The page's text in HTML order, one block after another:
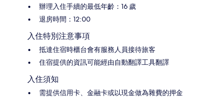
辦理入住手續的最低年齡：16 歲
退房時間：12:00
入住特別注意事項
抵達住宿時櫃台會有服務人員接待旅客
住宿提供的資訊可能經由自動翻譯工具翻譯
入住須知
需提供信用卡、金融卡或以現金做為雜費的押金